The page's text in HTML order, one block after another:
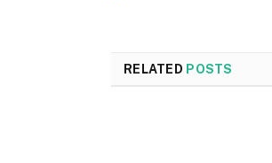
RELATED POSTS